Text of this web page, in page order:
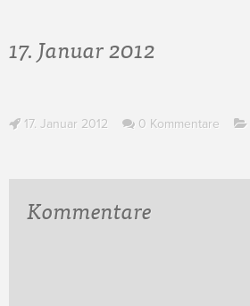
17. Januar 2012
17. Januar 2012 0 Kommentare
Kommentare